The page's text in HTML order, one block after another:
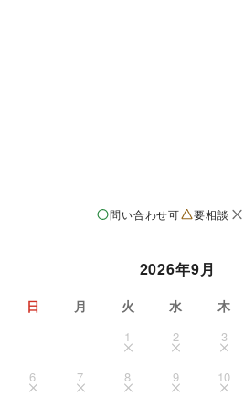
問い合わせ可 要相談
2026年9月
日 月 火 水 木
1 2 3
6 7 8 9 10